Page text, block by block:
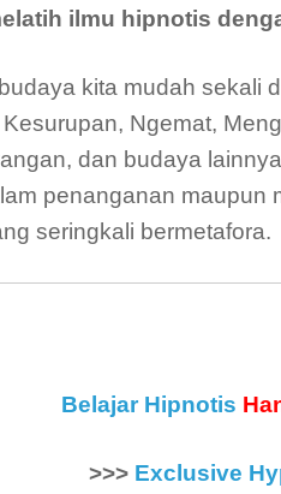
ilmu hipnotis
kita mudah sekali
Ngemat,
dan budaya
penanganan maupun
seringkali bermetafora.
Belajar Hipnotis
>>> Exclusive